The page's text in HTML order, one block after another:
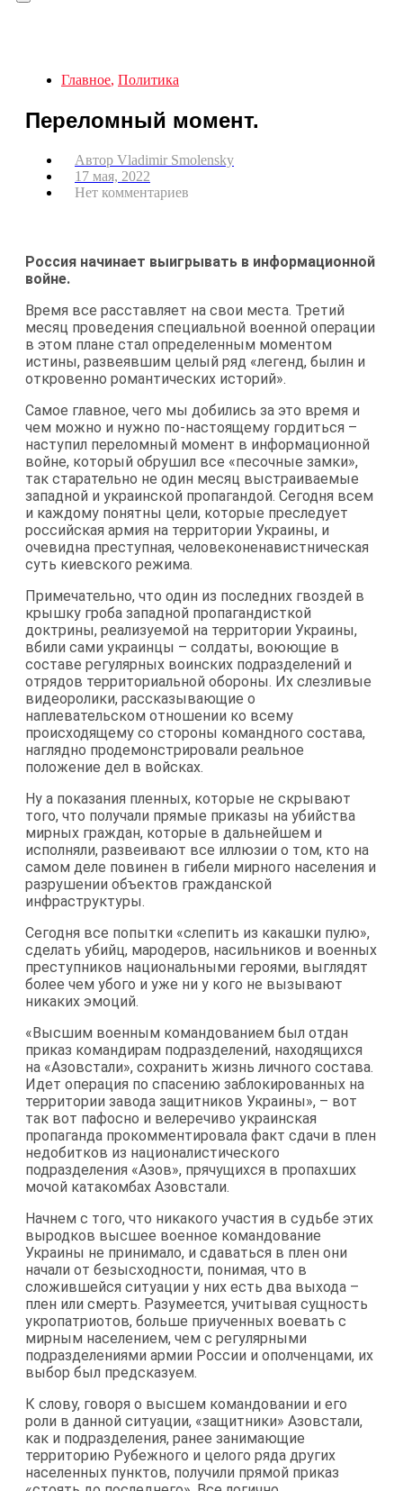
Главное, Политика
Переломный момент.
Автор Vladimir Smolensky
17 мая, 2022
Нет комментариев
Россия начинает выигрывать в информационной
войне.
Время все расставляет на свои места. Третий
месяц проведения специальной военной операции
в этом плане стал определенным моментом
истины, развеявшим целый ряд «легенд, былин и
откровенно романтических историй».
Самое главное, чего мы добились за это время и
чем можно и нужно по-настоящему гордиться –
наступил переломный момент в информационной
войне, который обрушил все «песочные замки»,
так старательно не один месяц выстраиваемые
западной и украинской пропагандой. Сегодня всем
и каждому понятны цели, которые преследует
российская армия на территории Украины, и
очевидна преступная, человеконенавистническая
суть киевского режима.
Примечательно, что один из последних гвоздей в
крышку гроба западной пропагандисткой
доктрины, реализуемой на территории Украины,
вбили сами украинцы – солдаты, воюющие в
составе регулярных воинских подразделений и
отрядов территориальной обороны. Их слезливые
видеоролики, рассказывающие о
наплевательском отношении ко всему
происходящему со стороны командного состава,
наглядно продемонстрировали реальное
положение дел в войсках.
Ну а показания пленных, которые не скрывают
того, что получали прямые приказы на убийства
мирных граждан, которые в дальнейшем и
исполняли, развеивают все иллюзии о том, кто на
самом деле повинен в гибели мирного населения и
разрушении объектов гражданской
инфраструктуры.
Сегодня все попытки «слепить из какашки пулю»,
сделать убийц, мародеров, насильников и военных
преступников национальными героями, выглядят
более чем убого и уже ни у кого не вызывают
никаких эмоций.
«Высшим военным командованием был отдан
приказ командирам подразделений, находящихся
на «Азовстали», сохранить жизнь личного состава.
Идет операция по спасению заблокированных на
территории завода защитников Украины», – вот
так вот пафосно и велеречиво украинская
пропаганда прокомментировала факт сдачи в плен
недобитков из националистического
подразделения «Азов», прячущихся в пропахших
мочой катакомбах Азовстали.
Начнем с того, что никакого участия в судьбе этих
выродков высшее военное командование
Украины не принимало, и сдаваться в плен они
начали от безысходности, понимая, что в
сложившейся ситуации у них есть два выхода –
плен или смерть. Разумеется, учитывая сущность
укропатриотов, больше приученных воевать с
мирным населением, чем с регулярными
подразделениями армии России и ополченцами, их
выбор был предсказуем.
К слову, говоря о высшем командовании и его
роли в данной ситуации, «защитники» Азовстали,
как и подразделения, ранее занимающие
территорию Рубежного и целого ряда других
населенных пунктов, получили прямой приказ